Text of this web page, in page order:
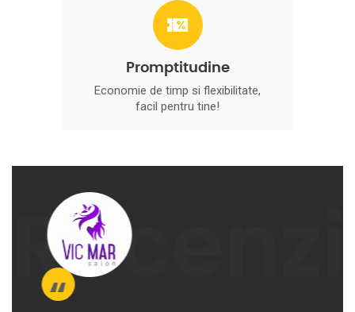
Promptitudine
Economie de timp si flexibilitate,
facil pentru tine!